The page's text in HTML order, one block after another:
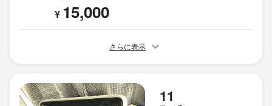
¥ 15,000
さらに表示
11